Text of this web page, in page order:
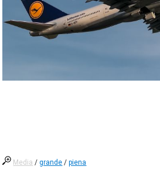
Media /grande /piena